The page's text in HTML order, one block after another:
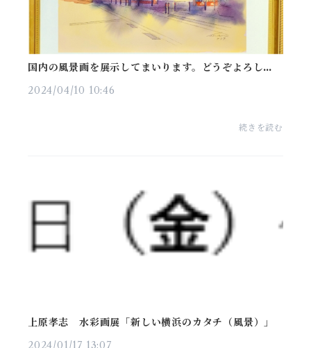
国内の風景画を展示してまいります。どうぞよろしく
2024/04/10 10:46
続きを読む
上原孝志 水彩画展「新しい横浜のカタチ（風景）」
2024/01/17 13:07